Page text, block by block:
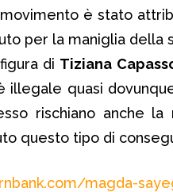
movimento è stato
per la maniglia della
di Tiziana
illegale quasi
rischiano anche la
questo tipo di
magda-